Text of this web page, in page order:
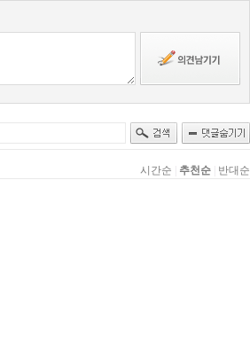
시간순 추천순 반대순